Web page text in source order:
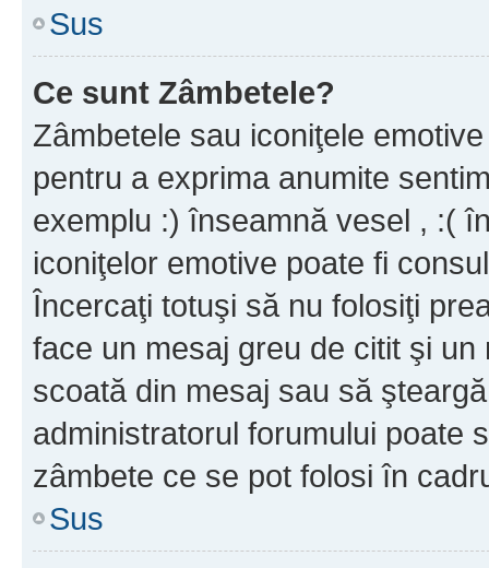
Sus
Ce sunt Zâmbetele?
Zâmbetele sau iconiţele
pentru a exprima anumite
exemplu :) înseamnă vesel , :(
iconiţelor emotive poate fi
Încercaţi totuşi să nu folosiţi
face un mesaj greu de citit şi
scoată din mesaj sau să
administratorul forumului poate
zâmbete ce se pot folosi în
Sus